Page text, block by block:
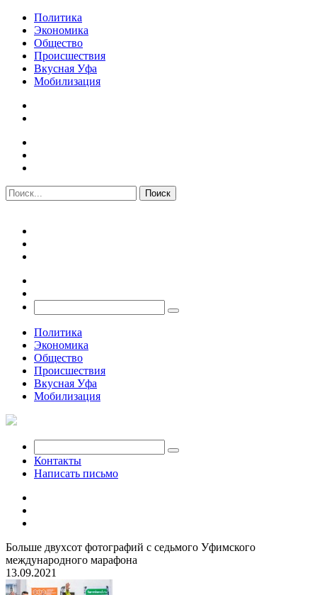
Политика
Экономика
Общество
Происшествия
Вкусная Уфа
Мобилизация
Политика
Экономика
Общество
Происшествия
Вкусная Уфа
Мобилизация
Контакты
Написать письмо
Больше двухсот фотографий с седьмого Уфимского
международного марафона
13.09.2021